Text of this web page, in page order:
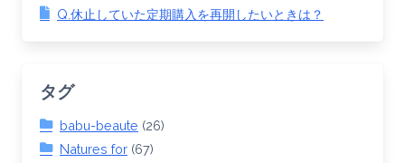
Q.休止していた定期購入を再開したいときは？
タグ
babu-beaute (26)
Natures for (67)